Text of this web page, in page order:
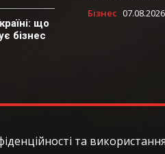
що
бізнес
Бізнес 07.08.2026
та